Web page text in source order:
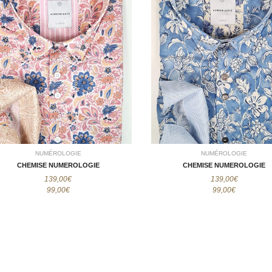
NUMÉROLOGIE
CHEMISE NUMEROLOGIE
139,00€
99,00€
NUMÉROLOGIE
CHEMISE
NUMEROLOGIE
99,00€
NUMÉROLOGIE
CHEMISE NUMEROLOGIE
139,00€
99,00€
NUMÉROLOGIE
CHEMISE
NUMEROLOGIE
99,00€